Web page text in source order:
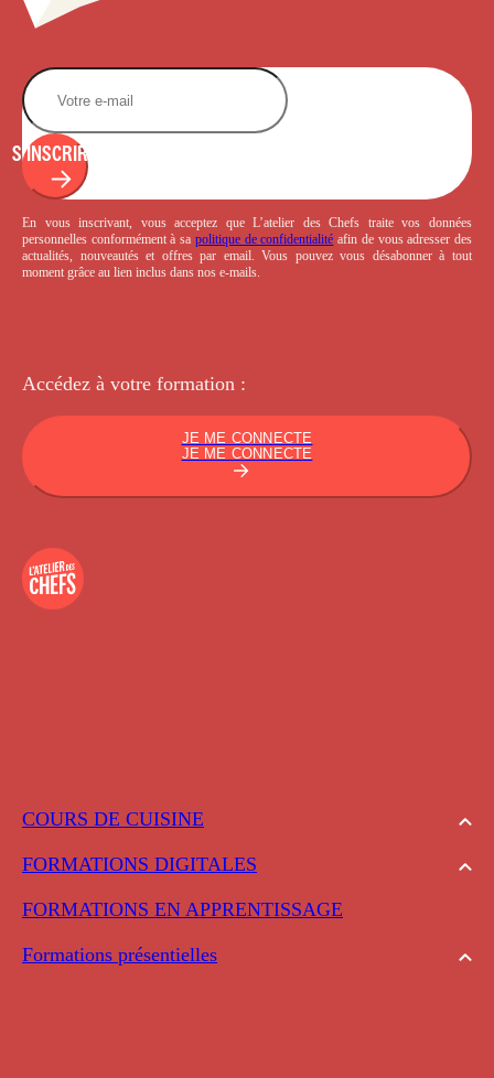
COURS DE CUISINE
FORMATIONS DIGITALES
FORMATIONS EN APPRENTISSAGE
Formations présentielles
S'INSCRIRE
En vous inscrivant, vous acceptez que L’atelier des Chefs traite vos données
personnelles conformément à sa politique de confidentialité afin de vous adresser des
actualités, nouveautés et offres par email. Vous pouvez vous désabonner à tout
moment grâce au lien inclus dans nos e-mails.
Accédez à votre formation :
JE ME CONNECTE
JE ME CONNECTE